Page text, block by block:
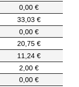
0,00 €
33,03 €
0,00 €
20,75 €
11,24 €
2,00 €
0,00 €